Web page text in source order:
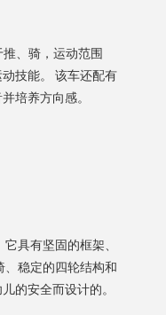
、骑，运动范围
技能。 该车还配有
培养方向感。
具有坚固的框架、
稳定的四轮结构和
的安全而设计的。